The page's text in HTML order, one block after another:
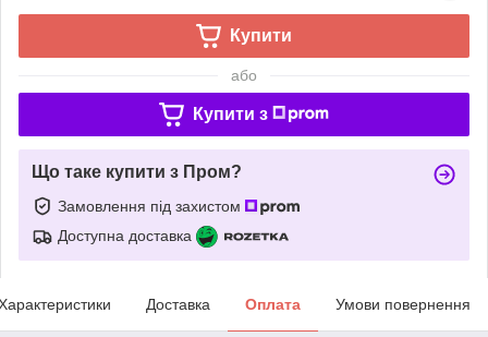
Купити
або
Купити з
Що таке купити з Пром?
Замовлення під захистом
Доступна доставка
Доставка Оплата Умови повернення